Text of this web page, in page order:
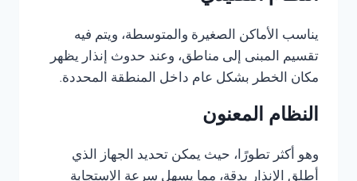
يناسب الأماكن الصغيرة والمتوسطة، ويتم فيه
تقسيم المبنى إلى مناطق، وعند حدوث إنذار يظهر
مكان الخطر بشكل عام داخل المنطقة المحددة.
النظام المعنون
وهو أكثر تطورًا، حيث يمكن تحديد الجهاز الذي
أطلق الإنذار بدقة، مما يسهل سرعة الاستجابة